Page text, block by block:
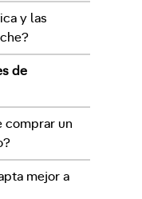
y las
de
comprar un
mejor a